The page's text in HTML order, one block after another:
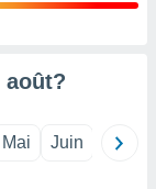
août?
Mai Juin Juillet